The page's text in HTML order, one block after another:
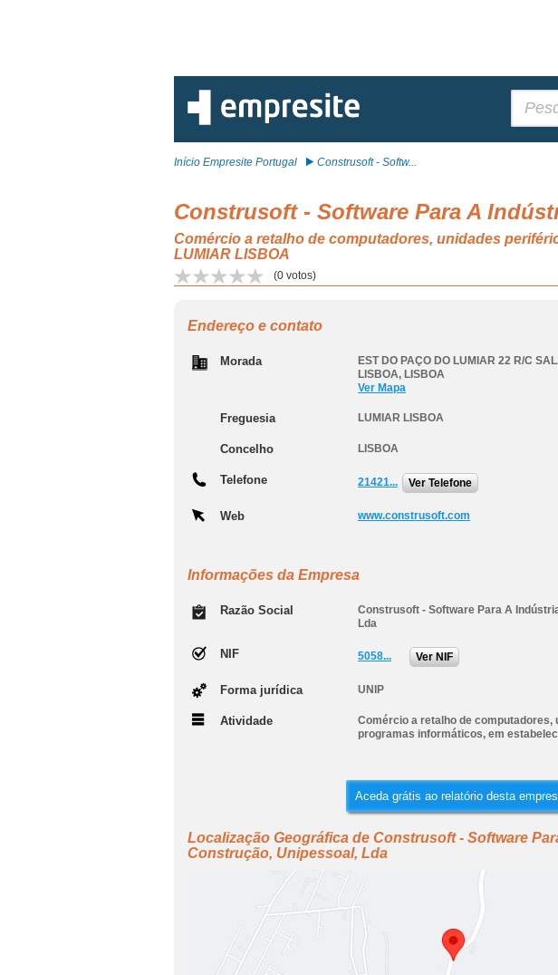
Início Empresite Portugal Construsoft - Softw...
Construsoft - Software Para A
Comércio a retalho de computadores, unidades
LUMIAR LISBOA
(0 votos)
Endereço e contato
Morada EST DO PAÇO DO LUMIAR 22 R/C
LISBOA, LISBOA
Ver Mapa
Freguesia LUMIAR LISBOA
Concelho LISBOA
Telefone 21421... Ver Telefone
Web www.construsoft.com
Informações da Empresa
Razão Social
Construsoft - Software Para A
Lda
NIF 5058... Ver NIF
Forma jurídica UNIP
Atividade
Comércio a retalho de computadores,
programas informáticos, em
Aceda grátis ao relatório desta
Localização Geográfica de Construsoft - Software
Construção, Unipessoal, Lda